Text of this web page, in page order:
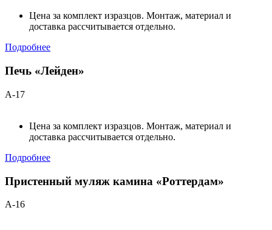
Цена за комплект изразцов. Монтаж, материал и
доставка рассчитывается отдельно.
Подробнее
Печь «Лейден»
А-17
Цена за комплект изразцов. Монтаж, материал и
доставка рассчитывается отдельно.
Подробнее
Пристенный муляж камина «Роттердам»
А-16